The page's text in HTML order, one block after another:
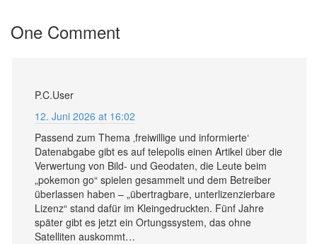
One Comment
P.C.User
12. Juni 2026 at 16:02
Passend zum Thema ‚freiwillige und informierte‘
Datenabgabe gibt es auf telepolis einen Artikel über die
Verwertung von Bild- und Geodaten, die Leute beim
„pokemon go“ spielen gesammelt und dem Betreiber
überlassen haben – „übertragbare, unterlizenzierbare
Lizenz“ stand dafür im Kleingedruckten. Fünf Jahre
später gibt es jetzt ein Ortungssystem, das ohne
Satelliten auskommt…